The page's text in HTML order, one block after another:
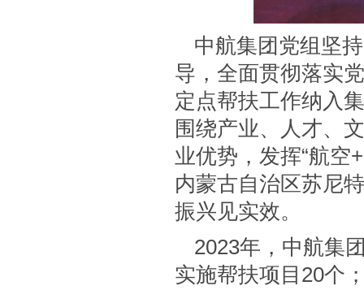
中航集团党组坚
导，全面贯彻落实
定点帮扶工作纳入
围绕产业、人才、
业优势，发挥“航空
内蒙古自治区苏尼
振兴见实效。
2023年，中航集
实施帮扶项目20个